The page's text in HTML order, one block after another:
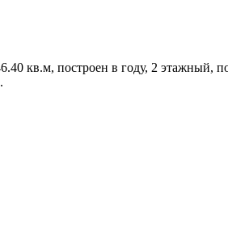
кв.м, построен в году, 2 этажный,